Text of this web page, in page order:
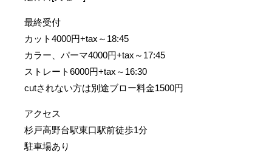
最終受付
カット4000円+tax～18:45
カラー、パーマ4000円+tax～17:45
ストレート6000円+tax～16:30
cutされない方は別途ブロー料金1500円
アクセス
杉戸高野台駅東口駅前徒歩1分
駐車場あり